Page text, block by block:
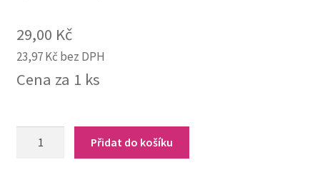
29,00 Kč
23,97Kč bez DPH
Cena za 1 ks
Přidat do košíku